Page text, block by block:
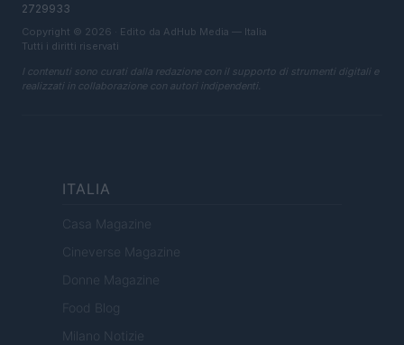
2729933
Copyright © 2026 · Edito da AdHub Media — Italia
Tutti i diritti riservati
I contenuti sono curati dalla redazione con il supporto di strumenti digitali e
realizzati in collaborazione con autori indipendenti.
ITALIA
Casa Magazine
Cineverse Magazine
Donne Magazine
Food Blog
Milano Notizie